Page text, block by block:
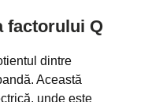
factorului Q
dintre
Această
unde este